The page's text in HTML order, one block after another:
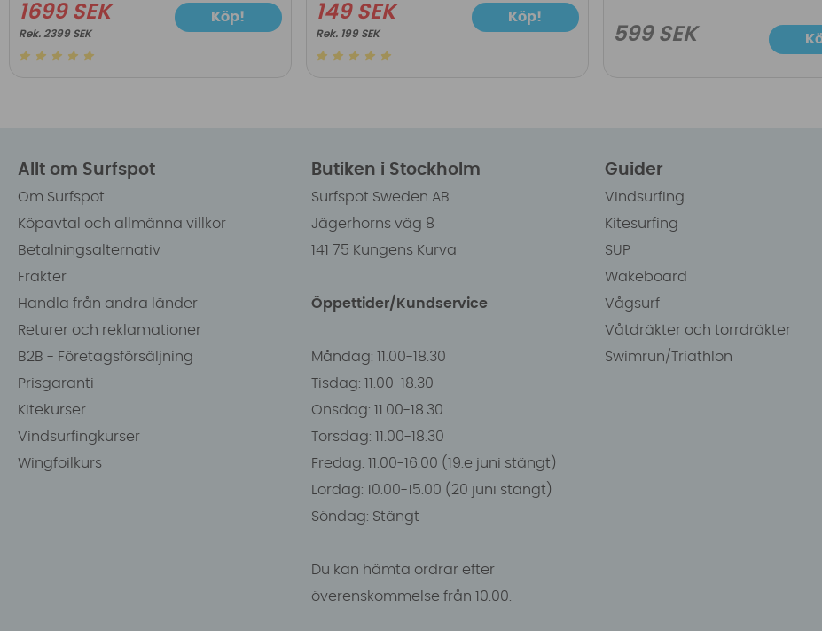
1699 SEK
2399 SEK
Köp! 149 SEK
199 SEK
Köp!
599 SEK
Allt om Surfspot
Om Surfspot
Köpavtal och allmänna villkor
Betalningsalternativ
Frakter
Handla från andra länder
Returer och reklamationer
B2B - Företagsförsäljning
Prisgaranti
Kitekurser
Vindsurfingkurser
Wingfoilkurs
Butiken i Stockholm
Surfspot Sweden AB
Jägerhorns väg 8
141 75 Kungens Kurva
Öppettider/Kundservice
Måndag: 11.00-18.30
Tisdag: 11.00-18.30
Onsdag: 11.00-18.30
Torsdag: 11.00-18.30
Fredag: 11.00-16:00 (19:e juni stängt)
Lördag: 10.00-15.00 (20 juni stängt)
Söndag: Stängt
Du kan hämta ordrar efter
överenskommelse från 10.00.
Guider
Vindsurfing
Kitesurfing
SUP
Wakeboard
Vågsurf
Våtdräkter och torrdräkter
Swimrun/Triathlon